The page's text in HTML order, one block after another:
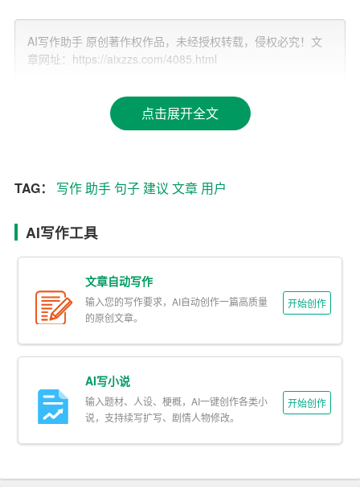
1. 丰富的写作建议
AI写作助手可以根据用户的写作需求，提供丰富的写作建
的词汇、句式和段落结构建议，让用户的文章更具逻辑性
AI写作助手具备智能改写句子的功能，用户只需输入原始
句子，助手就会自动给出改写后的句子，帮助用户丰富语
言表达，提高文章的可读性。
3. 段落优化建议
AI写作助手还能对用户的段落进行优化，提出改进意见。
等，使段落更加通顺、有力。
4. 文章一键生成
此外，AI写作助手还具备文章一键生成的功能。用户只需
整的文章，节省用户的时间和精力。
AI写作助手 原创著作权作品，未经授权转载，侵权必究！文
章网址：https://aixzzs.com/4085.html
点击展开全文
TAG： 写作助手句子 建议 文章 用户
AI写作工具
文章自动写作
输入您的写作要求，AI自动创作一篇高质量
的原创文章。
开始创作
AI写小说
输入题材、人设、梗概，AI一键创作各类小
说，支持续写扩写、剧情人物修改。
开始创作